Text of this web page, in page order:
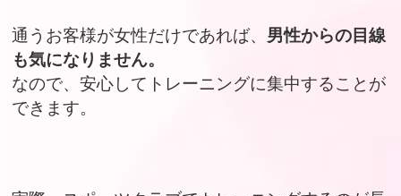
通うお客様が女性だけであれば、 男性からの目線
も気になりません。
なので、安心してトレーニングに集中することが
できます。